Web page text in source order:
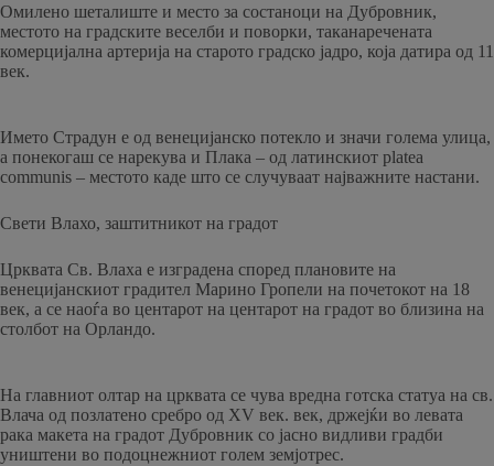
Омилено шеталиште и место за состаноци на Дубровник,
местото на градските веселби и поворки, таканаречената
комерцијална артерија на старото градско јадро, која датира од 11
век.
Името Страдун е од венецијанско потекло и значи голема улица,
а понекогаш се нарекува и Плака – од латинскиот platea
communis – местото каде што се случуваат најважните настани.
Свети Влахо, заштитникот на градот
Црквата Св. Влаха е изградена според плановите на
венецијанскиот градител Марино Гропели на почетокот на 18
век, а се наоѓа во центарот на центарот на градот во близина на
столбот на Орландо.
На главниот олтар на црквата се чува вредна готска статуа на св.
Влача од позлатено сребро од XV век. век, држејќи во левата
рака макета на градот Дубровник со јасно видливи градби
уништени во подоцнежниот голем земјотрес.